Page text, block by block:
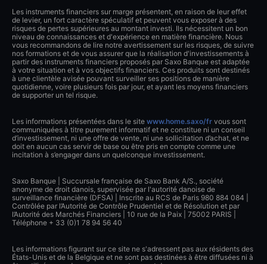
Les instruments financiers sur marge présentent, en raison de leur effet
de levier, un fort caractère spéculatif et peuvent vous exposer à des
risques de pertes supérieures au montant investi. Ils nécessitent un bon
niveau de connaissances et d'expérience en matière financière. Nous
vous recommandons de lire notre avertissement sur les risques, de suivre
nos formations et de vous assurer que la réalisation d'investissements à
partir des instruments financiers proposés par Saxo Banque est adaptée
à votre situation et à vos objectifs financiers. Ces produits sont destinés
à une clientèle avisée pouvant surveiller ses positions de manière
quotidienne, voire plusieurs fois par jour, et ayant les moyens financiers
de supporter un tel risque.
Les informations présentées dans le site www.home.saxo/fr vous sont
communiquées à titre purement informatif et ne constitue ni un conseil
d’investissement, ni une offre de vente, ni une sollicitation d’achat, et ne
doit en aucun cas servir de base ou être pris en compte comme une
incitation à s’engager dans un quelconque investissement.
Saxo Banque | Succursale française de Saxo Bank A/S., société
anonyme de droit danois, supervisée par l'autorité danoise de
surveillance financière (DFSA) | Inscrite au RCS de Paris 980 884 084 |
Contrôlée par l’Autorité de Contrôle Prudentiel et de Résolution et par
l’Autorité des Marchés Financiers | 10 rue de la Paix | 75002 PARIS |
Téléphone + 33 (0)1 78 94 56 40
Les informations figurant sur ce site ne s'adressent pas aux résidents des
États-Unis et de la Belgique et ne sont pas destinées à être diffusées ni à